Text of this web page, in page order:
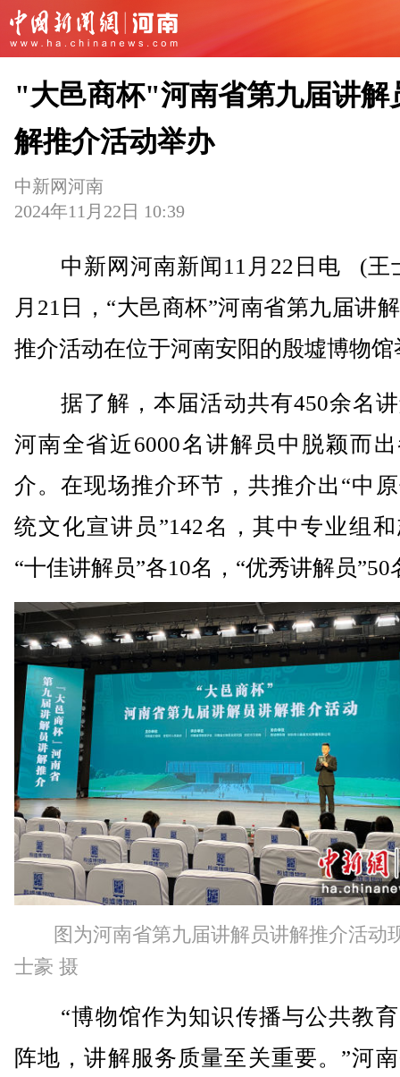
"大邑商杯"河南省第九届讲解
解推介活动举办
中新网河南
2024年11月22日 10:39
中新网河南新闻11月22日电 (王
月21日，“大邑商杯”河南省第九届讲
推介活动在位于河南安阳的殷墟博物馆
据了解，本届活动共有450余名讲
河南全省近6000名讲解员中脱颖而
介。在现场推介环节，共推介出“中
统文化宣讲员”142名，其中专业组
“十佳讲解员”各10名，“优秀讲解员”50
图为河南省第九届讲解员讲解推介活动
士豪 摄
“博物馆作为知识传播与公共教育
阵地，讲解服务质量至关重要。”河